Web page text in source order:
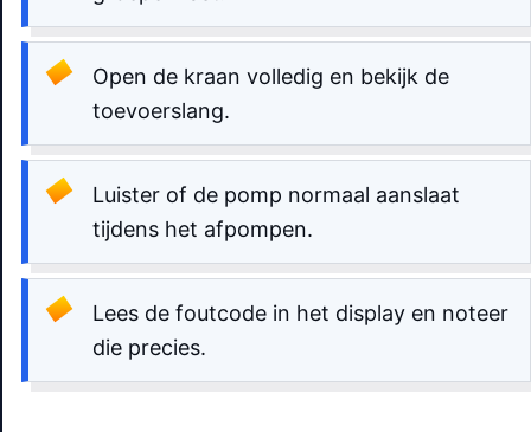
Open de kraan volledig en bekijk de
toevoerslang.
Luister of de pomp normaal aanslaat
tijdens het afpompen.
Lees de foutcode in het display en noteer
die precies.